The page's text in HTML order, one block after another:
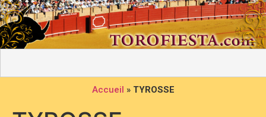
Accueil » TYROSSE